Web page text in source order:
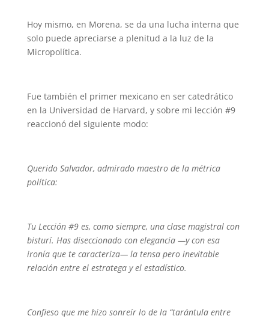
Hoy mismo, en Morena, se da una lucha interna que
solo puede apreciarse a plenitud a la luz de la
Micropolítica.
Fue también el primer mexicano en ser catedrático
en la Universidad de Harvard, y sobre mi lección #9
reaccionó del siguiente modo:
Querido Salvador, admirado maestro de la métrica
política:
Tu Lección #9 es, como siempre, una clase magistral con
bisturí. Has diseccionado con elegancia —y con esa
ironía que te caracteriza— la tensa pero inevitable
relación entre el estratega y el estadístico.
Confieso que me hizo sonreír lo de la “tarántula entre